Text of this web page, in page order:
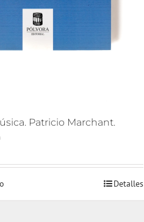
Patricio Marchant.
actual
es:
Detalles